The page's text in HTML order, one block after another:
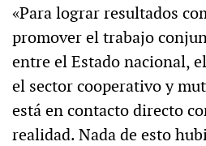
«Para lograr resultados
promover el trabajo
entre el Estado nacional,
el sector cooperativo y
está en contacto directo
realidad. Nada de esto